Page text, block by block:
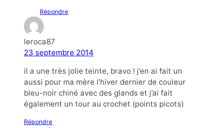
Répondre
leroca87
23 septembre 2014
il a une très jolie teinte, bravo ! j’en ai fait un
aussi pour ma mère l’hiver dernier de couleur
bleu-noir chiné avec des glands et j’ai fait
également un tour au crochet (points picots)
Répondre